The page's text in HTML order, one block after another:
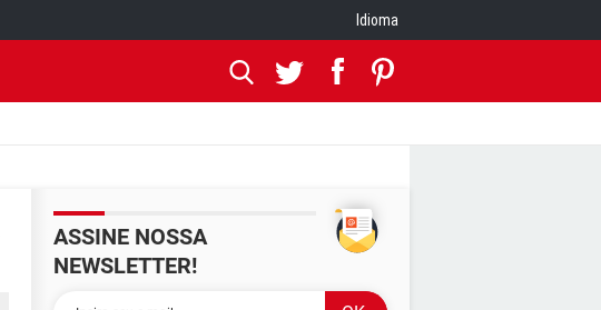
Idioma
ASSINE NOSSA
NEWSLETTER!